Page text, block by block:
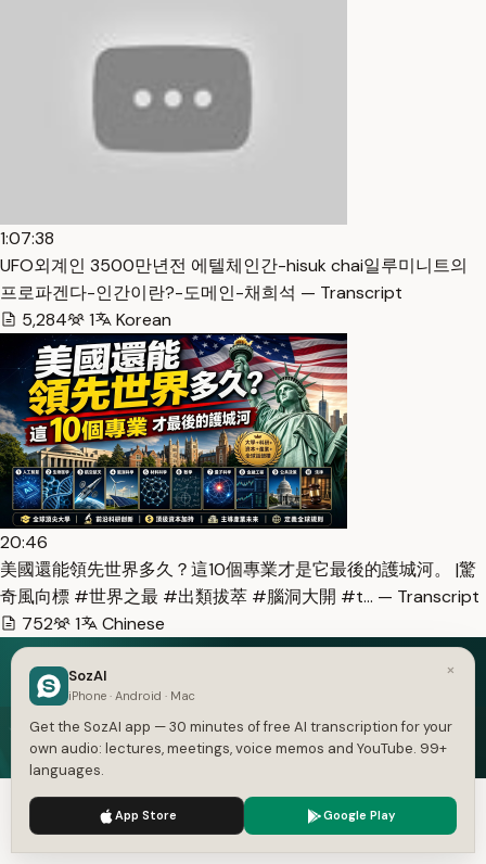
1:07:38
UFO외계인 3500만년전 에텔체인간-hisuk chai일루미니트의
프로파겐다-인간이란?-도메인-채희석 — Transcript
5,284
1 Korean
20:46
美國還能領先世界多久？這10個專業才是它最後的護城河。 |驚
奇風向標 #世界之最 #出類拔萃 #腦洞大開 #t… — Transcript
752
1 Chinese
Speech in. Text out.
Free on iOS and Android — 30 minutes of transcription
Get the App — Free
We use cookies to enhance your experience.
×
SozAI
iPhone · Android · Mac
Get the SozAI app — 30 minutes of free AI transcription for your
own audio: lectures, meetings, voice memos and YouTube. 99+
languages.
App Store Google Play